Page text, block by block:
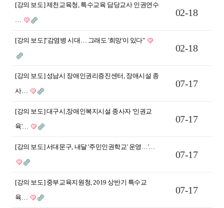
[강의 보도] 제천교육청, 특수교육 담당교사 인권연수
02-18
[강의 보도]"감염병 시대… 그래도 '희망'이 있다"
02-18
[강의 보도] 성남시 장애인권리증진센터, 장애시설 종
사…
07-17
[강의 보도] 대구시,장애인복지시설 종사자 '인권교
육'…
07-17
[강의 보도] 서대문구, 내달 '주민인권학교' 운영…'…
07-17
[강의 보도] 중부교육지원청, 2019 상반기 특수교
육…
07-17